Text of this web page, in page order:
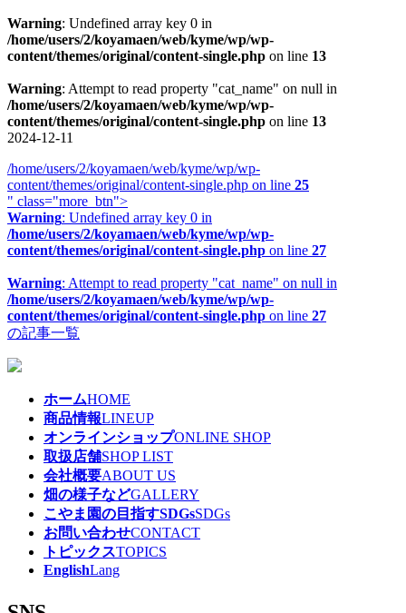
Warning: Undefined array key 0 in
/home/users/2/koyamaen/web/kyme/wp/wp-
content/themes/original/content-single.php on line 13
Warning: Attempt to read property "cat_name" on null in
/home/users/2/koyamaen/web/kyme/wp/wp-
content/themes/original/content-single.php on line 13
2024-12-11
/home/users/2/koyamaen/web/kyme/wp/wp-
content/themes/original/content-single.php on line 25
" class="more_btn">
Warning: Undefined array key 0 in
/home/users/2/koyamaen/web/kyme/wp/wp-
content/themes/original/content-single.php on line 27
Warning: Attempt to read property "cat_name" on null in
/home/users/2/koyamaen/web/kyme/wp/wp-
content/themes/original/content-single.php on line 27
の記事一覧
ホームHOME
商品情報LINEUP
オンラインショップONLINE SHOP
取扱店舗SHOP LIST
会社概要ABOUT US
畑の様子などGALLERY
こやま園の目指すSDGsSDGs
お問い合わせCONTACT
トピックスTOPICS
EnglishLang